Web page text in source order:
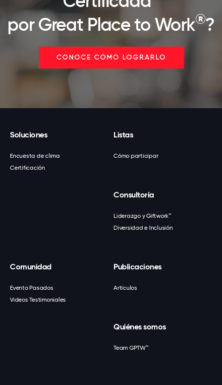
por Great Place to Work®?
CONOCE CÓMO LOGRARLO
Soluciones
Encuesta de clima
Certificación
Listas
Cómo participar
Consultoría
Liderazgo y Giftwork™
Diversidad e Inclusión
Comunidad
Evento Pasados
Videos Testimoniales
Publicaciones
Artículos
Quiénes somos
Team GPTW™